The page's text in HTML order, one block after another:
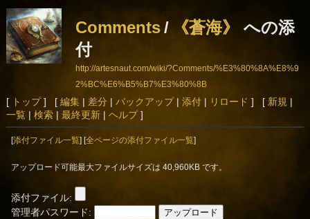
Comments/ 《蒼海》
への添
付
http://artesnaut.com/wiki/?Comments/%E3%80%8A%E8%9
2%BC%E6%B5%B7%E3%80%8B
[ トップ] [ 編集| 差分 | バックアップ| 添付| リロード ] [ 新規 |
一覧| 検索| 最終更新| ヘルプ]
[添付ファイル一覧 ] [全ページの添付ファイル一覧
アップロード可能最大ファイルサイズは 40,960KB です。
添付ファイル:
管理者パスワード: